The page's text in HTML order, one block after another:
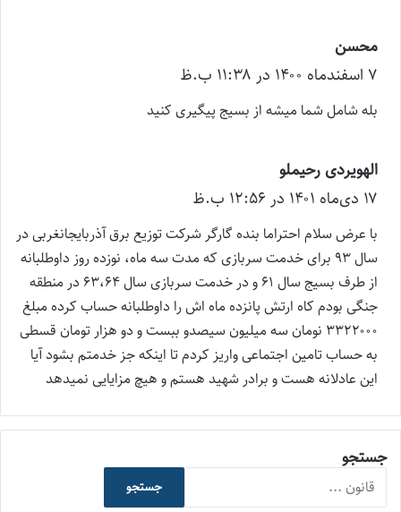
محسن
ف
ت
۷ اسفند‌ماه ۱۴۰۰ در ۱۱:۳۸ ب.ظ
بله شامل شما میشه از بسیج پیگیری کنید
الهویردی رحیملو
ف
ت
:
۱۷ دی‌ماه ۱۴۰۱ در ۱۲:۵۶ ب.ظ
با عرض سلام احتراما بنده گارگر شرکت توزیع برق آذربایجانغربی در
سال ۹۳ برای خدمت سربازی که مدت سه ماه، نوزده روز داوطلبانه
از طرف بسیج سال ۶۱ و در خدمت سربازی سال ۶۳،۶۴ در منطقه
جنگی بودم کاه ارتش پانزده ماه اش را داوطلبانه حساب کرده مبلغ
۳۳۲۲۰۰۰ نومان سه میلیون سیصدو ببست و دو هزار تومان قسطی
به حساب تامین اجتماعی واریز کردم تا اینکه جز خدمتم بشود آیا
این عادلانه هست و برادر شهید هستم و هیچ مزایایی نمیدهد
جستجو
جستجو